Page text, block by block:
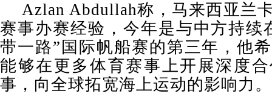
Azlan Abdullah称，马来西亚兰
赛事办赛经验，今年是与中方持续
带一路”国际帆船赛的第三年，他
能够在更多体育赛事上开展深度
事，向全球拓宽海上运动的影响力。